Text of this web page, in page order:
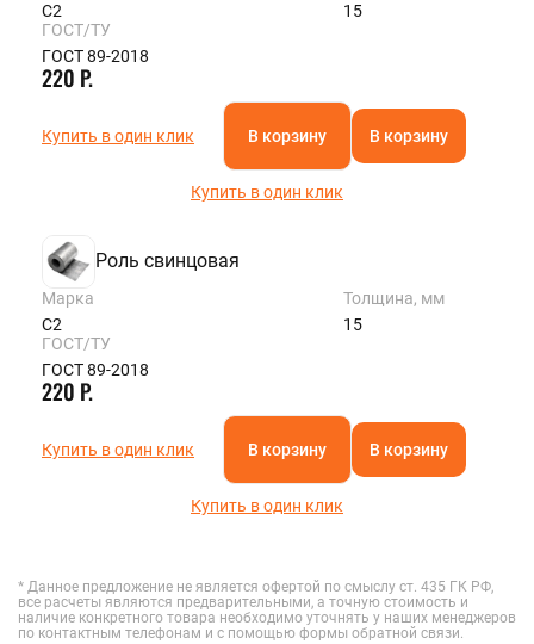
С2
15
ГОСТ/ТУ
ГОСТ 89-2018
220 Р.
Купить в один клик В корзину В корзину
Купить в один клик
Роль свинцовая
Марка
С2
Толщина, мм
15
ГОСТ/ТУ
ГОСТ 89-2018
220 Р.
Купить в один клик В корзину В корзину
Купить в один клик
* Данное предложение не является офертой по смыслу ст. 435 ГК РФ,
все расчеты являются предварительными, а точную стоимость и
наличие конкретного товара необходимо уточнять у наших менеджеров
по контактным телефонам и с помощью формы обратной связи.